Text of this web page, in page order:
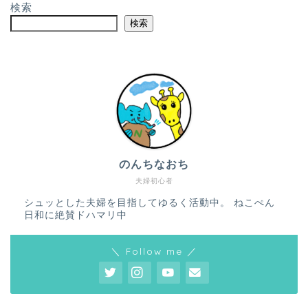
検索
検索
夫婦初心者
のんちなおち
シュッとした夫婦を目指してゆるく活動中。 ねこぺん
日和に絶賛ドハマリ中
＼ Follow me ／